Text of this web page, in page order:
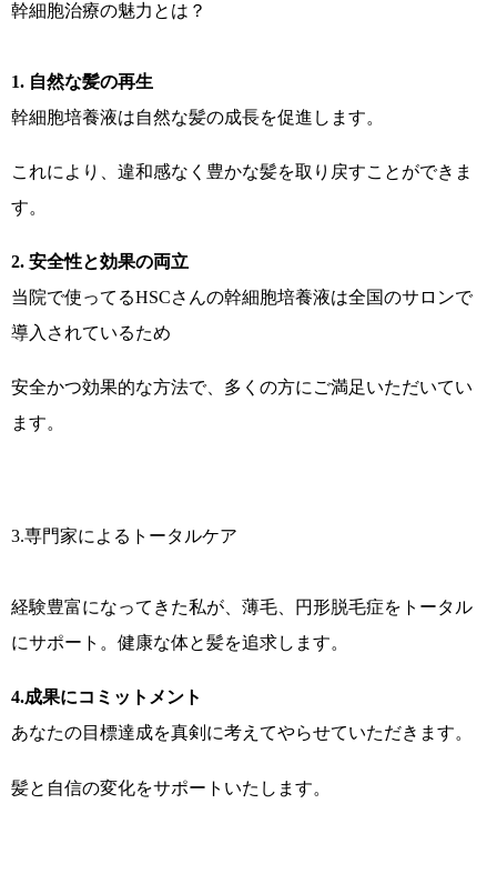
幹細胞治療の魅力とは？
1. 自然な髪の再生
幹細胞培養液は自然な髪の成長を促進します。
これにより、違和感なく豊かな髪を取り戻すことができま
す。
2. 安全性と効果の両立
当院で使ってるHSCさんの幹細胞培養液は全国のサロンで
導入されているため
安全かつ効果的な方法で、多くの方にご満足いただいてい
ます。
3.専門家によるトータルケア
経験豊富になってきた私が、薄毛、円形脱毛症をトータル
にサポート。健康な体と髪を追求します。
4.成果にコミットメント
あなたの目標達成を真剣に考えてやらせていただきます。
髪と自信の変化をサポートいたします。